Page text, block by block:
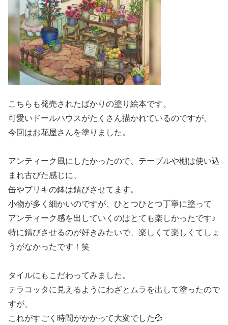
こちらも発売されたばかりの塗り絵本です。
可愛いドールハウスがたくさん描かれているのですが、
今回はお花屋さんを塗りました。
アンティーク風にしたかったので、テーブルや棚は使い込
まれ古びた感じに、
缶やブリキの鉢は錆びさせてます。
小物が多く細かいのですが、ひとつひとつ丁寧に塗って
アンティーク感を出していくのはとても楽しかったです♪
特に錆びさせるのが好きみたいで、楽しくて楽しくてしょ
うがなかったです！笑
タイルにもこだわってみました。
テラコッタに見えるようにわざとムラを出して塗ったので
すが、
これがすごく時間がかかって大変でした💦